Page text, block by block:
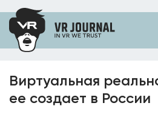
Виртуальная
ее создает в России